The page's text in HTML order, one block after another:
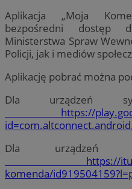
Aplikacja „Moja
bezpośredni dostęp
Ministerstwa Spraw
Policji, jak i mediów
Aplikację pobrać można
Dla urządzeń
https://
Dla urządzeń
https://
komenda/